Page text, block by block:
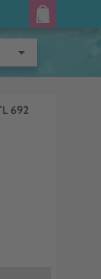
arrow_drop_down
692